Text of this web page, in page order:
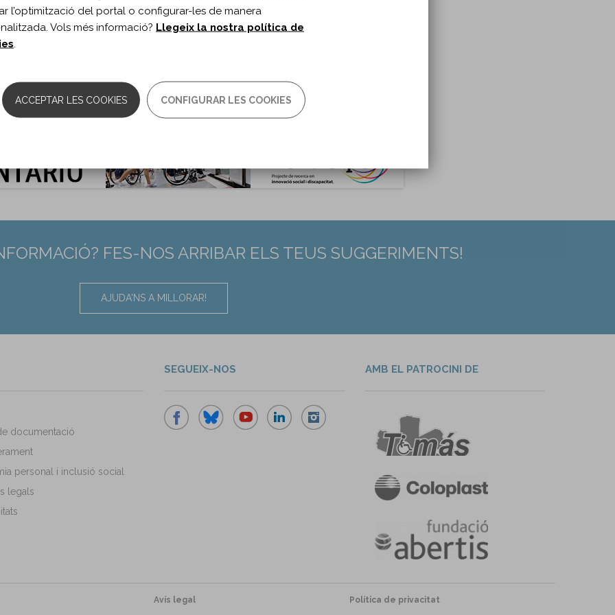
Rehabil. 2022;36(2)
de document:Article
del document:
10.1177/02692155211040930
34414799
FES-NOS ARRIBAR ELS TEUS SUGGERIMENTS!
AJUDA'NS A MILLORAR!
documentació
personal i inclusió social
legals
SEGUEIX-NOS AMB EL PATROCINI DE
Avís legal
Política de privacitat
l’optimització del portal o configurar-les de manera
Vols més informació? Llegeix la nostra política de
ACCEPTAR LES COOKIES CONFIGURAR LES COOKIES